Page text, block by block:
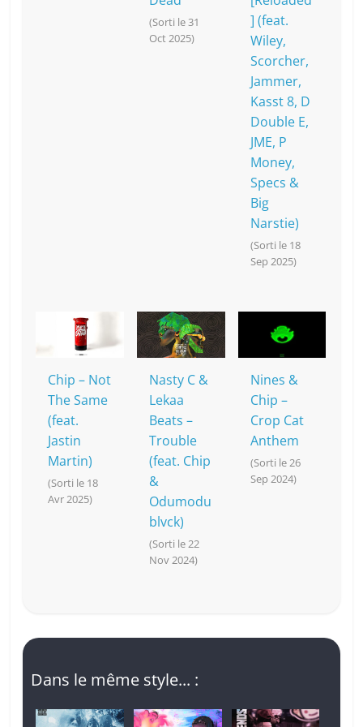
(Sorti le 31
Oct 2025)
] (feat.
Wiley,
Scorcher,
Jammer,
Kasst 8, D
Double E,
JME, P
Money,
Specs &
Big
Narstie)
(Sorti le 18
Sep 2025)
Chip – Not
The Same
(feat.
Jastin
Martin)
(Sorti le 18
Avr 2025)
Nasty C &
Lekaa
Beats –
Trouble
(feat. Chip
&
Odumodu
blvck)
(Sorti le 22
Nov 2024)
Nines &
Chip –
Crop Cat
Anthem
(Sorti le 26
Sep 2024)
Dans le même style... :